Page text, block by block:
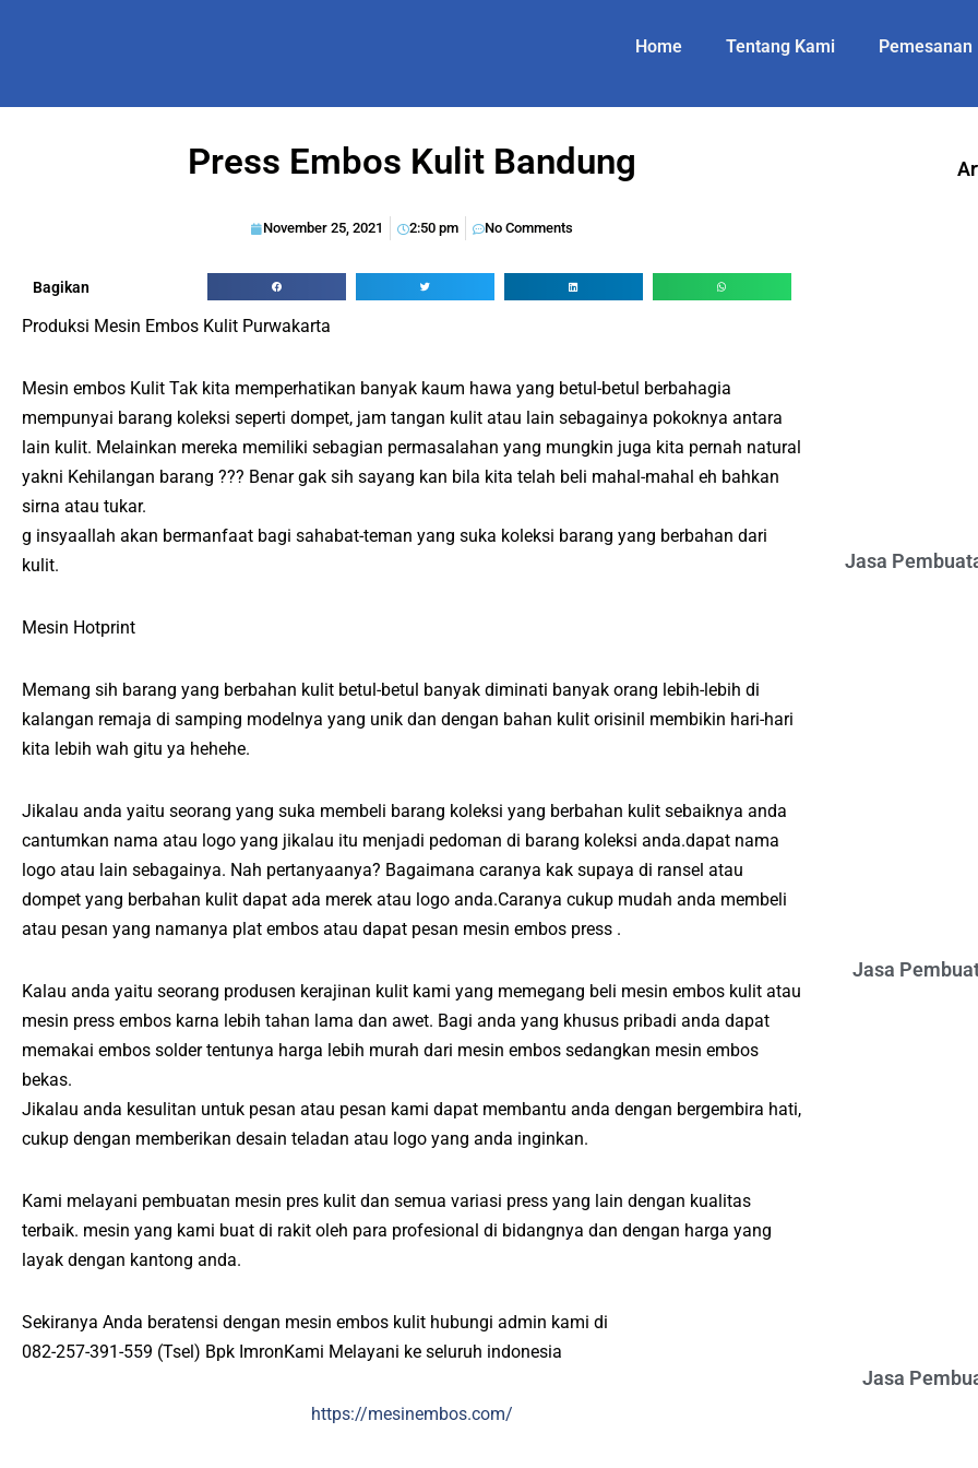
Home Tentang Kami Pemesanan
Press Embos Kulit Bandung
November 25, 2021 2:50 pm No Comments
Bagikan
Produksi Mesin Embos Kulit Purwakarta
Mesin embos Kulit Tak kita memperhatikan banyak kaum hawa yang betul-betul berbahagia
mempunyai barang koleksi seperti dompet, jam tangan kulit atau lain sebagainya pokoknya antara
lain kulit. Melainkan mereka memiliki sebagian permasalahan yang mungkin juga kita pernah natural
yakni Kehilangan barang ??? Benar gak sih sayang kan bila kita telah beli mahal-mahal eh bahkan
sirna atau tukar.
g insyaallah akan bermanfaat bagi sahabat-teman yang suka koleksi barang yang berbahan dari
kulit.
Mesin Hotprint
Memang sih barang yang berbahan kulit betul-betul banyak diminati banyak orang lebih-lebih di
kalangan remaja di samping modelnya yang unik dan dengan bahan kulit orisinil membikin hari-hari
kita lebih wah gitu ya hehehe.
Jikalau anda yaitu seorang yang suka membeli barang koleksi yang berbahan kulit sebaiknya anda
cantumkan nama atau logo yang jikalau itu menjadi pedoman di barang koleksi anda.dapat nama
logo atau lain sebagainya. Nah pertanyaanya? Bagaimana caranya kak supaya di ransel atau
dompet yang berbahan kulit dapat ada merek atau logo anda.Caranya cukup mudah anda membeli
atau pesan yang namanya plat embos atau dapat pesan mesin embos press .
Kalau anda yaitu seorang produsen kerajinan kulit kami yang memegang beli mesin embos kulit atau
mesin press embos karna lebih tahan lama dan awet. Bagi anda yang khusus pribadi anda dapat
memakai embos solder tentunya harga lebih murah dari mesin embos sedangkan mesin embos
bekas.
Jikalau anda kesulitan untuk pesan atau pesan kami dapat membantu anda dengan bergembira hati,
cukup dengan memberikan desain teladan atau logo yang anda inginkan.
Kami melayani pembuatan mesin pres kulit dan semua variasi press yang lain dengan kualitas
terbaik. mesin yang kami buat di rakit oleh para profesional di bidangnya dan dengan harga yang
layak dengan kantong anda.
Sekiranya Anda beratensi dengan mesin embos kulit hubungi admin kami di
082-257-391-559 (Tsel) Bpk ImronKami Melayani ke seluruh indonesia
https://mesinembos.com/
Jasa
Jasa
Jasa